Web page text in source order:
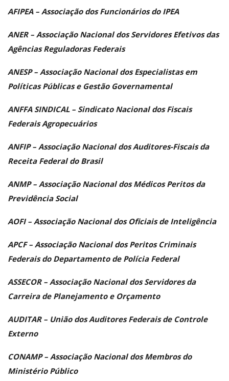
AFIPEA – Associação dos Funcionários do IPEA
ANER – Associação Nacional dos Servidores Efetivos das
Agências Reguladoras Federais
ANESP – Associação Nacional dos Especialistas em
Políticas Públicas e Gestão Governamental
ANFFA SINDICAL – Sindicato Nacional dos Fiscais
Federais Agropecuários
ANFIP – Associação Nacional dos Auditores-Fiscais da
Receita Federal do Brasil
ANMP – Associação Nacional dos Médicos Peritos da
Previdência Social
AOFI – Associação Nacional dos Oficiais de Inteligência
APCF – Associação Nacional dos Peritos Criminais
Federais do Departamento de Polícia Federal
ASSECOR – Associação Nacional dos Servidores da
Carreira de Planejamento e Orçamento
AUDITAR – União dos Auditores Federais de Controle
Externo
CONAMP – Associação Nacional dos Membros do
Ministério Público